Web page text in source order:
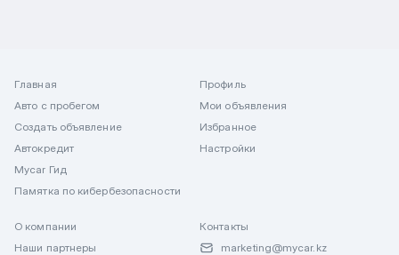
Главная
Авто с пробегом
Создать объявление
Автокредит
Mycar Гид
Памятка по кибербезопасности
Профиль
Мои объявления
Избранное
Настройки
О компании
Наши партнеры
Контакты
marketing@mycar.kz